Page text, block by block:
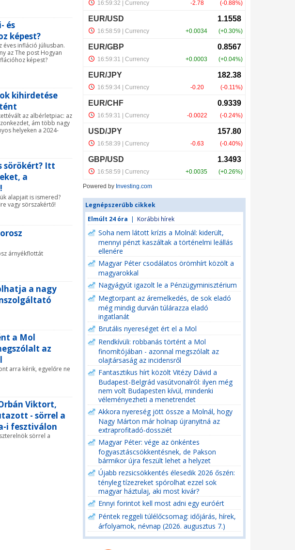
és
képest?
éves infláció júliusban.
az The post Hogyan
képest?
kihirdetése
az albérletpiac: az
ám több nagy
helyeken a 2024-
sörökért? Itt
a
alapjait is ismered?
vagy sörszakértő!
árnyékflottát
a nagy
a Mol
az
arra kérik, egyelőre ne
Viktort,
- sörrel a
i fesztiválon
sörrel a
Powered by Investing.com
Legnépszerűbb cikkek
Elmúlt 24 óra | Korábbi hírek
Soha nem látott krízis a Molnál: kiderült,
mennyi pénzt kaszáltak a történelmi leállás
ellenére
Magyar Péter csodálatos örömhírt közölt a
magyarokkal
Nagyágyút igazolt le a Pénzügyminisztérium
Megtorpant az áremelkedés, de sok eladó
még mindig durván túlárazza eladó
ingatlanát
Brutális nyereséget ért el a Mol
Rendkívüli: robbanás történt a Mol
finomítójában - azonnal megszólalt az
olajtársaság az incidensről
Fantasztikus hírt közölt Vitézy Dávid a
Budapest-Belgrád vasútvonalról: ilyen még
nem volt Budapesten kívül, mindenki
véleményezheti a menetrendet
Akkora nyereség jött össze a Molnál, hogy
Nagy Márton már holnap újranyitná az
extraprofitadó-dossziét
Magyar Péter: vége az önkéntes
fogyasztáscsökkentésnek, de Pakson
bármikor újra feszült lehet a helyzet
Újabb rezsicsökkentés élesedik 2026 őszén:
tényleg tízezreket spórolhat ezzel sok
magyar háztulaj, aki most kivár?
Ennyi forintot kell most adni egy euróért
Péntek reggeli túlélőcsomag: időjárás, hírek,
árfolyamok, névnap (2026. augusztus 7.)